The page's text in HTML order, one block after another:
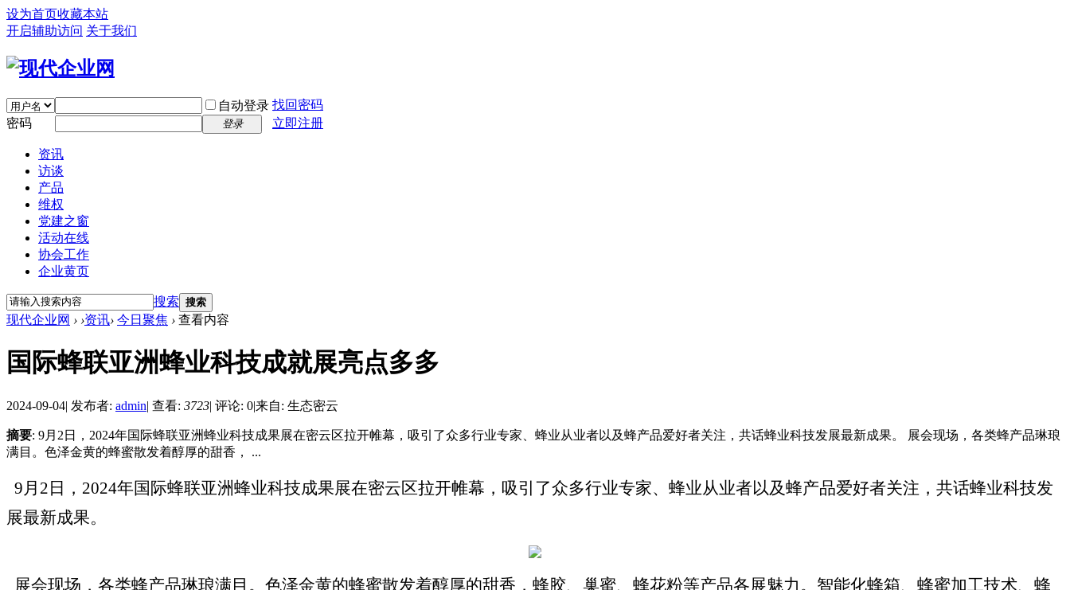
设为首页收藏本站
开启辅助访问 关于我们
自动登录 找回密码
密码
登录 立即注册
资讯
访谈
产品
维权
党建之窗
活动在线
协会工作
企业黄页
搜索 搜索
现代企业网 › ›资讯› 今日聚焦 › 查看内容
国际蜂联亚洲蜂业科技成就展亮点多多
2024-09-04| 发布者: admin| 查看: 3723| 评论: 0|来自: 生态密云
摘要: 9月2日，2024年国际蜂联亚洲蜂业科技成果展在密云区拉开帷幕，吸引了众多行业专家、蜂业从业者以及蜂产品爱好者关注，共话蜂业科技发展最新成果。 展会现场，各类蜂产品琳琅
满目。色泽金黄的蜂蜜散发着醇厚的甜香， ...
9月2日，2024年国际蜂联亚洲蜂业科技成果展在密云区拉开帷幕，吸引了众多行业专家、蜂业从业者以及蜂产品爱好者关注，共话蜂业科技发
展最新成果。
展会现场，各类蜂产品琳琅满目。色泽金黄的蜂蜜散发着醇厚的甜香，蜂胶、巢蜜、蜂花粉等产品各展魅力。智能化蜂箱、蜂蜜加工技术、蜂